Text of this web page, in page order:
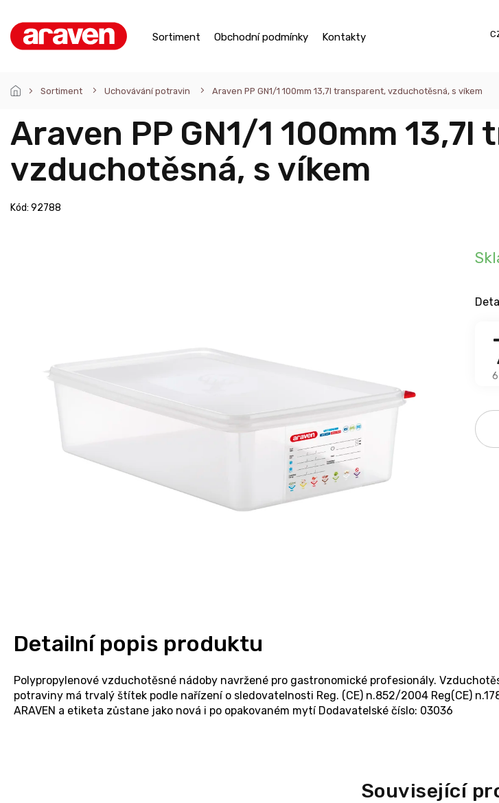
obsah
Sortiment Obchodní podmínky Kontakty
Sortiment Uchovávání potravin Araven PP GN1/1 100mm 13,7l transparent, vzduchotěsná, s víkem
Araven PP GN1/1 100mm
vzduchotěsná, s víkem
Kód: 92788
Související
Detailní popis produktu
Polypropylenové vzduchotěsné nádoby navržené pro gastronomické profesionály.
potraviny má trvalý štítek podle nařízení o sledovatelnosti Reg. (CE) n.852/2004 Reg(CE)
ARAVEN a etiketa zůstane jako nová i po opakovaném mytí Dodavatelské číslo: 03036